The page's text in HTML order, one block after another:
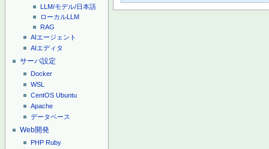
LLM/モデル/日本語
ローカルLLM
RAG
AIエージェント
AIエディタ
サーバ設定
Docker
WSL
CentOS Ubuntu
Apache
データベース
Web開発
PHP Ruby